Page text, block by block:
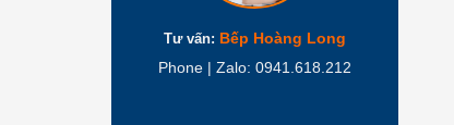
Tư vấn: Bếp Hoàng Long
Phone | Zalo: 0941.618.212